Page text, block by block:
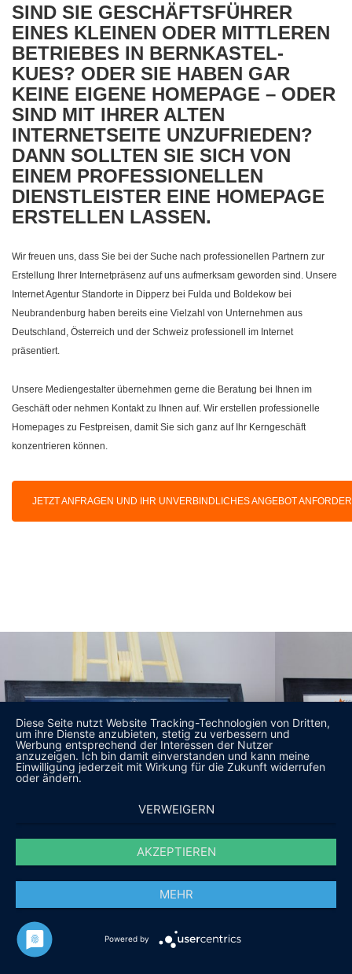
SIND SIE GESCHÄFTSFÜHRER
EINES KLEINEN ODER MITTLEREN
BETRIEBES IN BERNKASTEL-
KUES? ODER SIE HABEN GAR
KEINE EIGENE HOMEPAGE – ODER
SIND MIT IHRER ALTEN
INTERNETSEITE UNZUFRIEDEN?
DANN SOLLTEN SIE SICH VON
EINEM PROFESSIONELLEN
DIENSTLEISTER EINE HOMEPAGE
ERSTELLEN LASSEN.
Wir freuen uns, dass Sie bei der Suche nach professionellen Partnern zur
Erstellung Ihrer Internetpräsenz auf uns aufmerksam geworden sind. Unsere
Internet Agentur Standorte in Dipperz bei Fulda und Boldekow bei
Neubrandenburg haben bereits eine Vielzahl von Unternehmen aus
Deutschland, Österreich und der Schweiz professionell im Internet
präsentiert.
Unsere Mediengestalter übernehmen gerne die Beratung bei Ihnen im
Geschäft oder nehmen Kontakt zu Ihnen auf. Wir erstellen professionelle
Homepages zu Festpreisen, damit Sie sich ganz auf Ihr Kerngeschäft
konzentrieren können.
JETZT ANFRAGEN UND IHR UNVERBINDLICHES ANGEBOT
Diese Seite nutzt Website Tracking-Technologien von Dritten,
um ihre Dienste anzubieten, stetig zu verbessern und
Werbung entsprechend der Interessen der Nutzer
anzuzeigen. Ich bin damit einverstanden und kann meine
Einwilligung jederzeit mit Wirkung für die Zukunft widerrufen
oder ändern.
VERWEIGERN
AKZEPTIEREN
MEHR
Powered by